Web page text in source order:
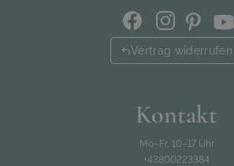
Vertrag widerrufen
Kontakt
Mo–Fr, 10–17 Uhr
+43800223384